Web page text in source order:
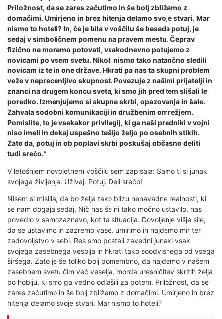
Priložnost, da se zares začutimo in še bolj zbližamo z
domačimi. Umirjeno in brez hitenja delamo svoje stvari. Mar
nismo to hoteli? In, če je bila v voščilu še beseda potuj, je
sedaj v simboličnem pomenu na pravem mestu. Čeprav
fizično ne moremo potovati, vsakodnevno potujemo z
novicami po vsem svetu. Nikoli nismo tako natančno sledili
novicam iz te in one države. Hkrati pa nas ta skupni problem
veže v neprecenljivo skupnost. Povezuje z našimi prijatelji in
znanci na drugem koncu sveta, ki smo jih pred tem slišali le
poredko. Izmenjujemo si skupne skrbi, opazovanja in šale.
Zahvala sodobni komunikaciji in družbenim omrežjem.
Pomislite, to je vsekakor privilegij, ki ga naši predniki v vojni
niso imeli in dokaj uspešno tešijo željo po osebnih stikih.
Zato da, potuj in ob poplavi skrbi poskušaj občasno deliti
tudi srečo.“
V letošnjem novoletnem voščilu sem zapisala: Samo ti si junak
svojega življenja. Uživaj. Potuj. Deli srečo!
Nisem si mislila, da bo želja tako blizu nenavadne realnosti, ki
se nam dogaja sedaj. Nič nas še ni tako močno ustavilo, nas
povedlo v samozaznavo, kot ta situacija. Dovoljenje višje sile,
da se ustavimo in zazremo vase, umirimo in najdemo mir ter
zadovoljstvo v sebi. Res smo postali zavedni junaki vsak
svojega zasebnega vesolja in hkrati tako soodvisnega od vsega
širšega. Zato je še toliko bolj pomembno, da najdemo v našem
zasebnem svetu čim več veselja, morda uresničitev skritih želja
po hobiju, ki smo ga vedno odlašili za potem. Priložnost, da se
zares začutimo in še bolj zbližamo z domačimi. Umirjeno in brez
hitenja delamo svoje stvari. Mar nismo to hoteli?